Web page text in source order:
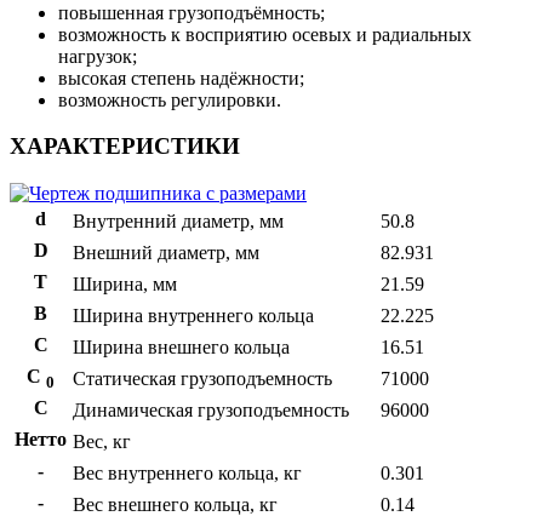
повышенная грузоподъёмность;
возможность к восприятию осевых и радиальных
нагрузок;
высокая степень надёжности;
возможность регулировки.
ХАРАКТЕРИСТИКИ
d Внутренний диаметр, мм
50.8
D
Внешний диаметр, мм
82.931
T
Ширина, мм
21.59
B
Ширина внутреннего кольца
22.225
С
Ширина внешнего кольца
16.51
С 0 Статическая грузоподъемность
71000
C
Динамическая грузоподъемность
96000
Нетто Вес, кг
-
Вес внутреннего кольца, кг
0.301
-
Вес внешнего кольца, кг
0.14